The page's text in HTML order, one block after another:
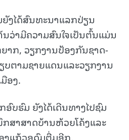
ງໄດ້ສົນທະນາແລກປ່ຽນ
ວ່າມີຄວາມສົນໃຈເປັນຕົ້ນແມ່ນ
າກ, ວຽກງານປ້ອງກັນຊາດ-
ຕາມຊາຍແດນແລະວຽກງານ
ອງ.
ບຮົມ ຍັງໄດ້ເດີນທາງໄປຊົມ
ສາສາດບ້ານຫ້ວຍໂຄ້ງແລະ
ງແກ້ວອຸດົມຕື່ມອີກ.